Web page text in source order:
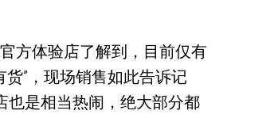
方体验店了解到，目前仅有
”，现场销售如此告诉记
也是相当热闹，绝大部分都